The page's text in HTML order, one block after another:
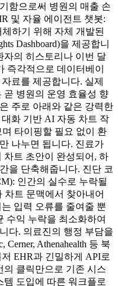
함으로써 병원의 매출 손
및 자율 에이전트 챗봇:
하기 위해 자체 개발된
Dashboard)을 제공합니
자의 히스토리나 이번 달
즉각적으로 데이터베이
료를 제공합니다. 실제
곧 병원의 운영 효율성 향
주로 아래와 같은 강력한
화 기반 AI 자동 차트 작
타이핑할 필요 없이 환
나누면 됩니다. 진료가
차트 초안이 완성되어, 하
을 단축해줍니다. 진단 코
인간의 실수로 누락될
트 문맥에서 찾아내어
입력 오류를 줄여줄 뿐
수익 누락을 최소화하여
다. 의료진의 행정 부담을
Athenahealth 등 북
EHR과 긴밀하게 API로
의 클릭만으로 기존 시스
도입에 따른 워크플로